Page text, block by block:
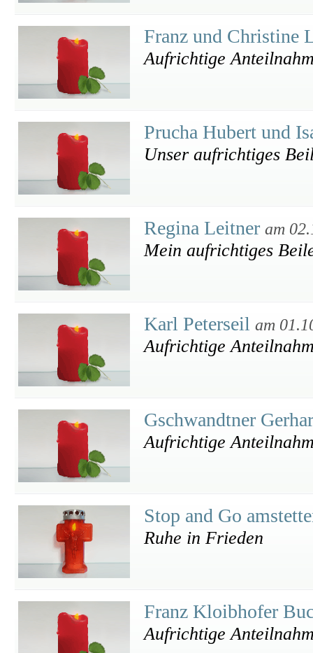
Franz und Christine
Aufrichtige
Prucha Hubert und
Unser aufrichtiges
Regina Leitner am
Mein aufrichtiges
Karl Peterseil am
Aufrichtige
Gschwandtner
Aufrichtige
Stop and Go
Ruhe in Frieden
Franz Kloibhofer
Aufrichtige